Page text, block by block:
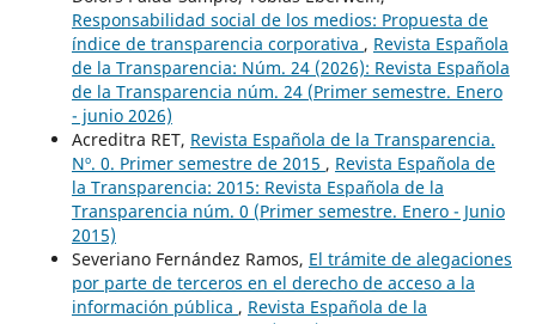
Responsabilidad social de los medios: Propuesta de
índice de transparencia corporativa , Revista Española
de la Transparencia: Núm. 24 (2026): Revista Española
de la Transparencia núm. 24 (Primer semestre. Enero
- junio 2026)
Acreditra RET, Revista Española de la Transparencia.
Nº. 0. Primer semestre de 2015 , Revista Española de
la Transparencia: 2015: Revista Española de la
Transparencia núm. 0 (Primer semestre. Enero - Junio
2015)
Severiano Fernández Ramos, El trámite de alegaciones
por parte de terceros en el derecho de acceso a la
información pública , Revista Española de la